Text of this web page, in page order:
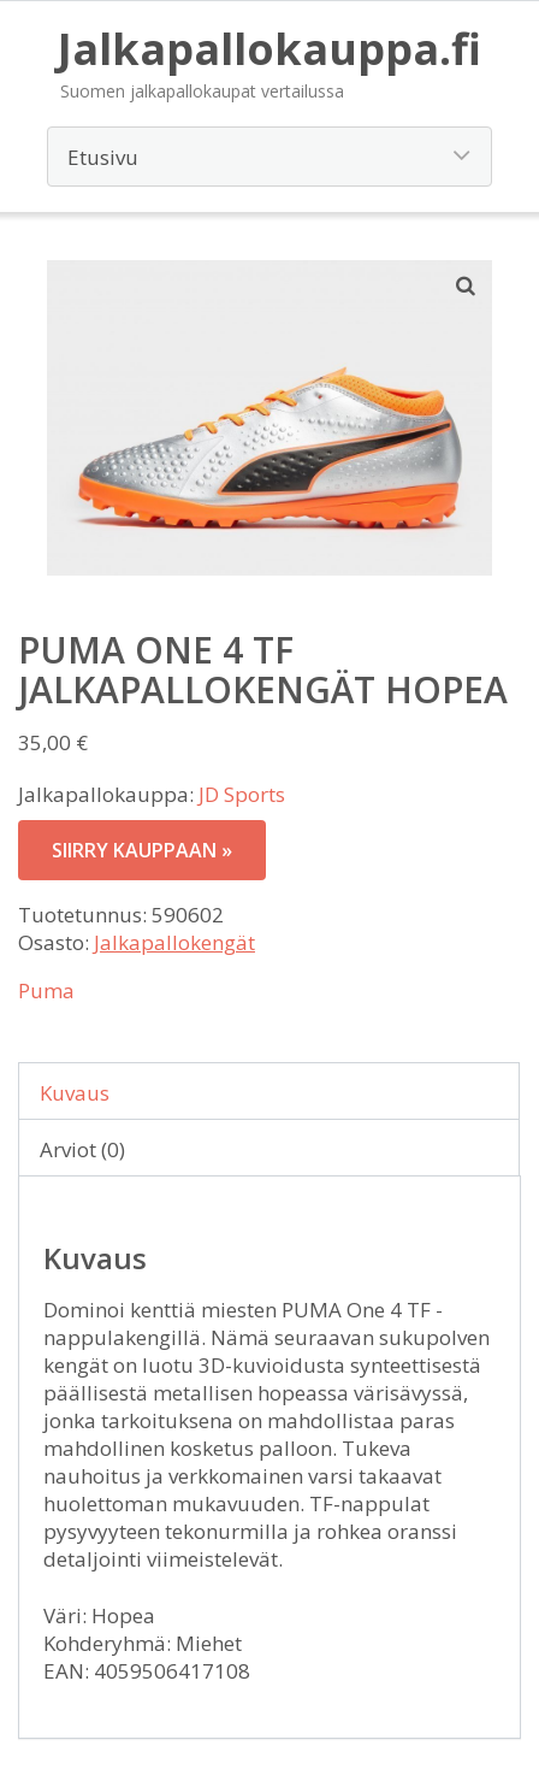
Jalkapallokauppa.fi
Suomen jalkapallokaupat vertailussa
PUMA ONE 4 TF
JALKAPALLOKENGÄT HOPEA
35,00 €
Jalkapallokauppa: JD Sports
SIIRRY KAUPPAAN »
Tuotetunnus: 590602
Osasto: Jalkapallokengät
Puma
Kuvaus
Arviot (0)
Kuvaus
Dominoi kenttiä miesten PUMA One 4 TF -
nappulakengillä. Nämä seuraavan sukupolven
kengät on luotu 3D-kuvioidusta synteettisestä
päällisestä metallisen hopeassa värisävyssä,
jonka tarkoituksena on mahdollistaa paras
mahdollinen kosketus palloon. Tukeva
nauhoitus ja verkkomainen varsi takaavat
huolettoman mukavuuden. TF-nappulat
pysyvyyteen tekonurmilla ja rohkea oranssi
detaljointi viimeistelevät.
Väri: Hopea
Kohderyhmä: Miehet
EAN: 4059506417108